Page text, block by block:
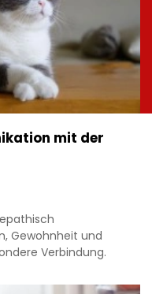
mit der
Gewohnheit und
Verbindung.